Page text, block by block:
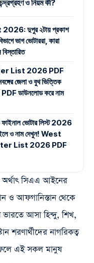
ও নিয়ম কী?
দুপুর ২টায় প্রকাশ
ভাগ ভোটাররা, কারা
List 2026 PDF
জেলা ও বুথ ভিত্তিক
ডাউনলোড করে নাম
ফাইনাল ভোটার লিস্ট 2026
ও নাম দেখুন! West
List 2026 PDF
সিএএ আইনের
ও আফগানিস্তান থেকে
ভারতে আসা হিন্দু, শিখ,
শরণার্থীদের নাগরিকত্ব
এই সকল মানুষ